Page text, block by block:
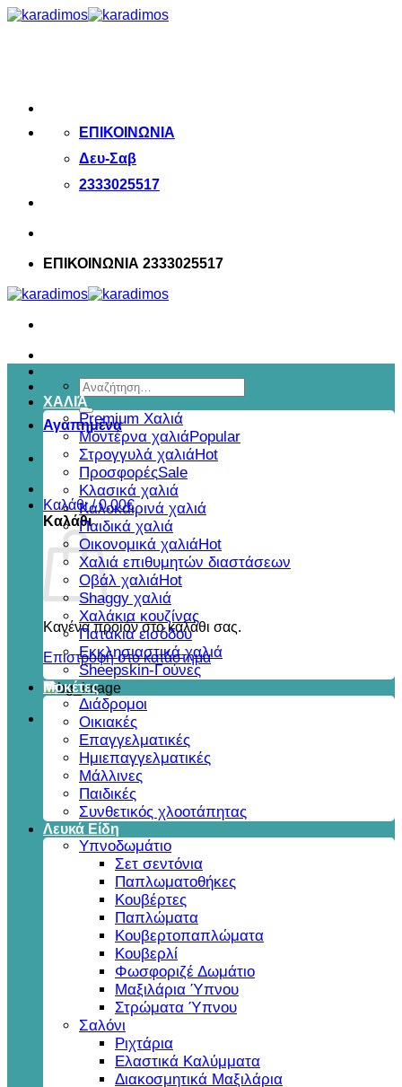
Μετάβαση
ΕΠΙΚΟΙΝΩΝΙΑ
Δευ-Σαβ
2333025517
ΕΠΙΚΟΙΝΩΝΙΑ 2333025517
Αναζήτηση
για:
Αγαπημένα
Καλάθι /0,00€
Καλάθι
Κανένα προϊόν στο καλάθι σας.
Επιστροφή στο κατάστημα
ΧΑΛΙΆ
Premium Χαλιά
Μοντέρνα χαλιά
Στρογγυλά χαλιά
Προσφορές
Κλασικά χαλιά
Καλοκαιρινά χαλιά
Παιδικά χαλιά
Οικονομικά χαλιά
Χαλιά επιθυμητών διαστάσεων
Οβάλ χαλιά
Shaggy χαλιά
Χαλάκια κουζίνας
Πατάκια εισόδου
Εκκλησιαστικά χαλιά
Sheepskin-Γούνες
Μοκέτες
Διάδρομοι
Οικιακές
Επαγγελματικές
Ημιεπαγγελματικές
Μάλλινες
Παιδικές
Συνθετικός χλοοτάπητας
Λευκά Είδη
Υπνοδωμάτιο
Σετ σεντόνια
Παπλωματοθήκες
Κουβέρτες
Παπλώματα
Κουβερτοπαπλώματα
Κουβερλί
Φωσφοριζέ Δωμάτιο
Μαξιλάρια Ύπνου
Στρώματα Ύπνου
Σαλόνι
Ριχτάρια
Ελαστικά Καλύμματα
Διακοσμητικά Μαξιλάρια